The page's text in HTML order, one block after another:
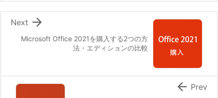
Microsoft Office 2021を購入する2つの方
法・エディションの比較

Next
 Prev